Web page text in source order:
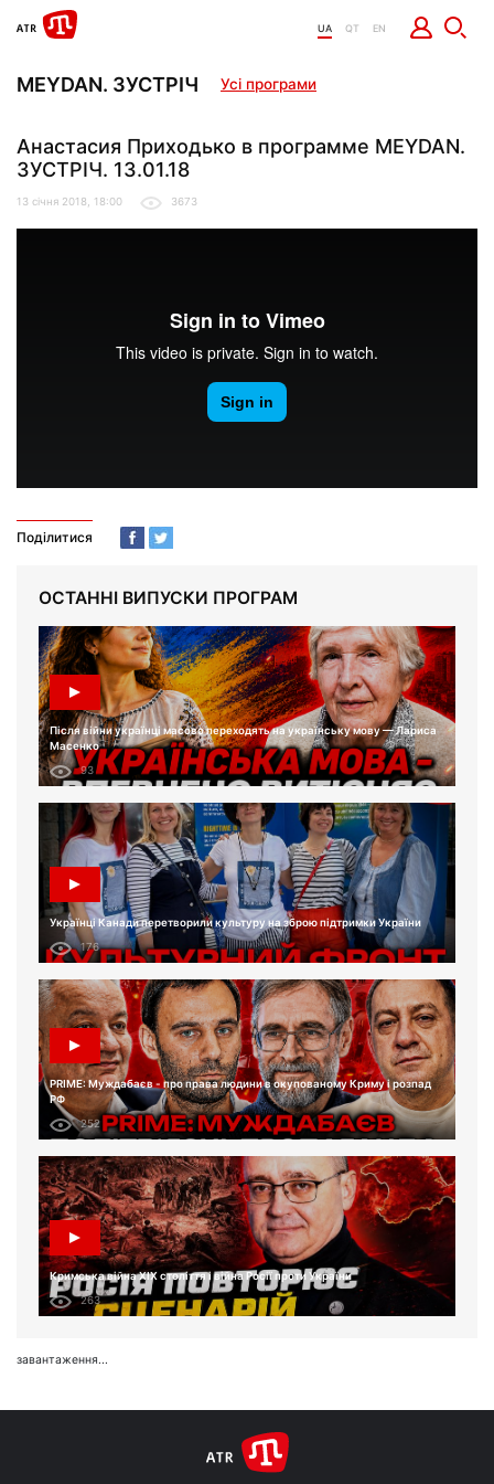
UA QT EN
MEYDAN. ЗУСТРІЧ Усі програми
Анастасия Приходько в программе MEYDAN.
ЗУСТРІЧ. 13.01.18
13 січня 2018, 18:00 3673
Поділитися
ОСТАННІ ВИПУСКИ ПРОГРАМ
Після війни українці масово переходять на українську мову — Лариса
Масенко
93
Українці Канади перетворили культуру на зброю підтримки України
176
PRIME: Муждабаєв - про права людини в окупованому Криму і розпад
РФ
252
Кримська війна XIX століття і війна Росії проти України
263
завантаження...